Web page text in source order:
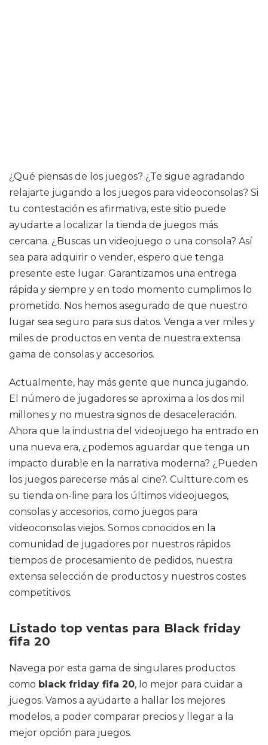
¿Qué piensas de los juegos? ¿Te sigue agradando
relajarte jugando a los juegos para videoconsolas? Si
tu contestación es afirmativa, este sitio puede
ayudarte a localizar la tienda de juegos más
cercana. ¿Buscas un videojuego o una consola? Así
sea para adquirir o vender, espero que tenga
presente este lugar. Garantizamos una entrega
rápida y siempre y en todo momento cumplimos lo
prometido. Nos hemos asegurado de que nuestro
lugar sea seguro para sus datos. Venga a ver miles y
miles de productos en venta de nuestra extensa
gama de consolas y accesorios.
Actualmente, hay más gente que nunca jugando.
El número de jugadores se aproxima a los dos mil
millones y no muestra signos de desaceleración.
Ahora que la industria del videojuego ha entrado en
una nueva era, ¿podemos aguardar que tenga un
impacto durable en la narrativa moderna? ¿Pueden
los juegos parecerse más al cine?. Cultture.com es
su tienda on-line para los últimos videojuegos,
consolas y accesorios, como juegos para
videoconsolas viejos. Somos conocidos en la
comunidad de jugadores por nuestros rápidos
tiempos de procesamiento de pedidos, nuestra
extensa selección de productos y nuestros costes
competitivos.
Listado top ventas para Black friday
fifa 20
Navega por esta gama de singulares productos
como black friday fifa 20, lo mejor para cuidar a
juegos. Vamos a ayudarte a hallar los mejores
modelos, a poder comparar precios y llegar a la
mejor opción para juegos.